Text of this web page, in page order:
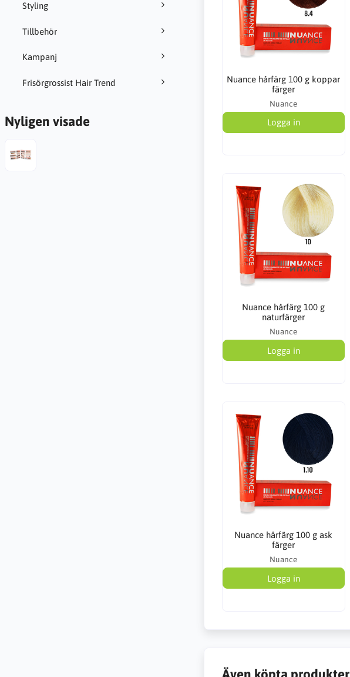
Styling
Tillbehör
Kampanj
Frisörgrossist Hair Trend
Nyligen visade
Nuance hårfärg 100 g koppar
färger
Nuance
Logga in
Nuance hårfärg 100 g
naturfärger
Nuance
Logga in
Nuance hårfärg 100 g ask
färger
Nuance
Logga in